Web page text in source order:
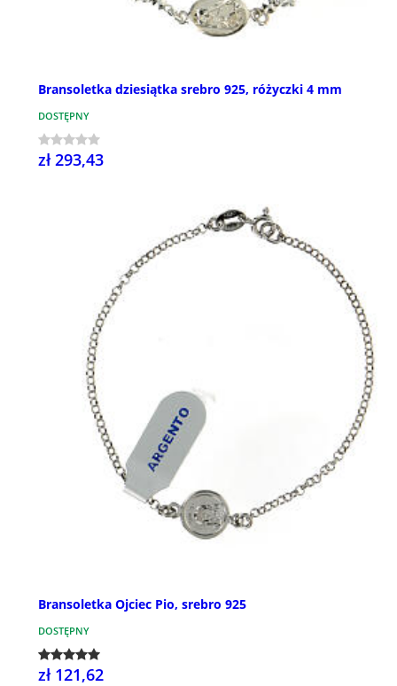
Bransoletka dziesiątka srebro 925, różyczki 4 mm
DOSTĘPNY
zł 293,43
Bransoletka Ojciec Pio, srebro 925
DOSTĘPNY
zł 121,62